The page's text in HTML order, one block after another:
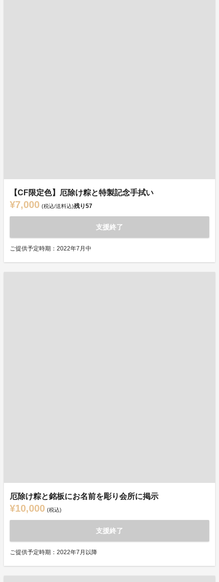
【CF限定色】厄除け粽と特製記念手拭い
¥7,000 (税込/送料込)残り57
支援終了
ご提供予定時期：2022年7月中
厄除け粽と銘板にお名前を彫り会所に掲示
¥10,000 (税込)
支援終了
ご提供予定時期：2022年7月以降